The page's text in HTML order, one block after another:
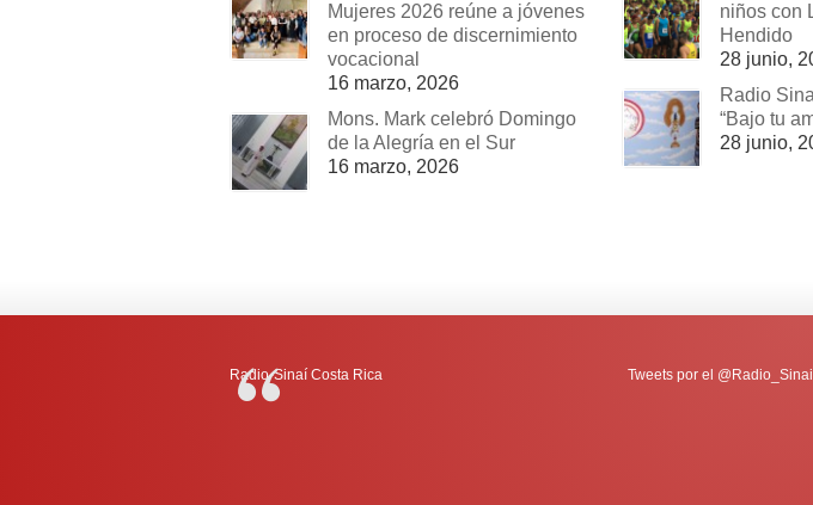
Mujeres 2026 reúne a jóvenes
en proceso de discernimiento
vocacional
16 marzo, 2026
Mons. Mark celebró Domingo
de la Alegría en el Sur
16 marzo, 2026
niños con
Hendido
28 junio,
Radio
“Bajo tu
28 junio,
Radio-Sinaí Costa Rica Tweets por el